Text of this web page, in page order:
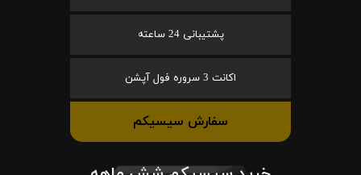
پشتیبانی 24 ساعته
اکانت 3 سروره فول آپشن
سفارش سیسیکم